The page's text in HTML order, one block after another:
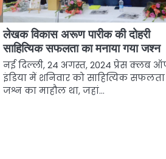
लेखक विकास अरूण पारीक की दोहरी
साहित्यिक सफलता का मनाया गया जश्न
नई दिल्ली, 24 अगस्त, 2024 प्रेस क्लब
इंडिया में शनिवार को साहित्यिक
जश्न का माहौल था, जहां…